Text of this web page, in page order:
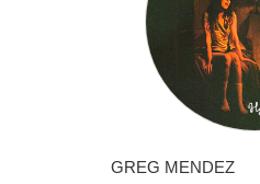
GREG MENDEZ